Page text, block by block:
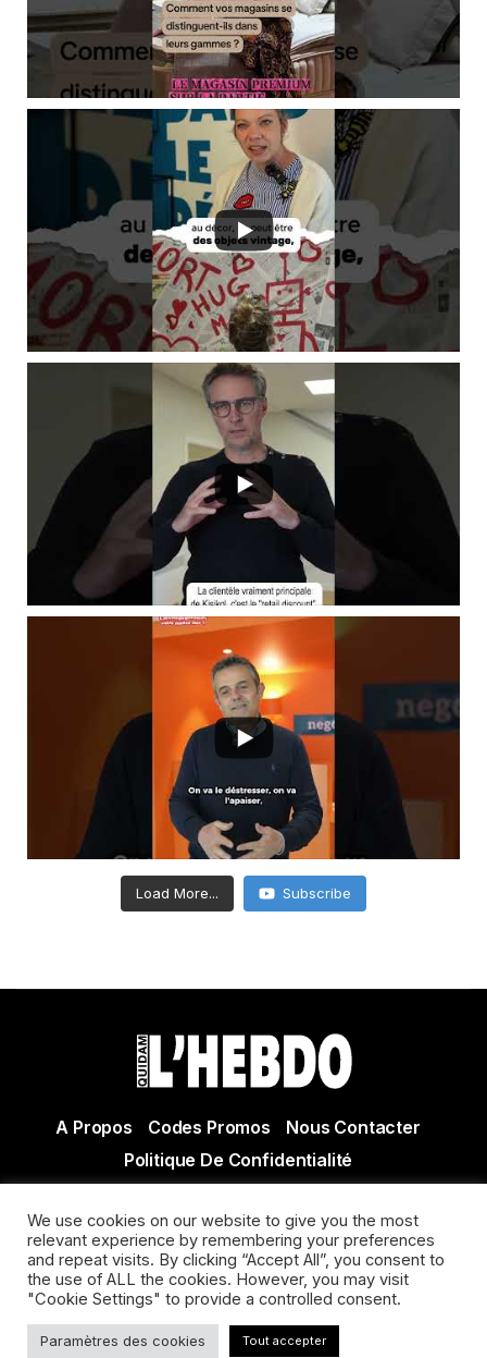
Load More... Subscribe
A Propos Codes Promos
Nous Contacter
Politique De Confidentialité
Actualité Agen - Actualité en lot et Garonne - Actualité
Villeneuve sur Lot
We use cookies on our website to give you the most
relevant experience by remembering your preferences
and repeat visits. By clicking “Accept All”, you consent to
the use of ALL the cookies. However, you may visit
"Cookie Settings" to provide a controlled consent.
Paramètres des cookies Tout accepter